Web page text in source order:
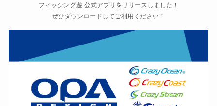
フィッシング遊 公式アプリをリリースしました！
ぜひダウンロードしてご利用ください！